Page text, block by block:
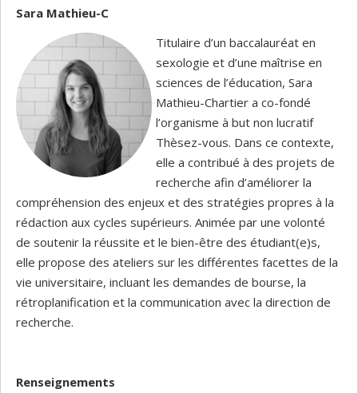
Sara Mathieu-C
Titulaire d’un baccalauréat en
sexologie et d’une maîtrise en
sciences de l’éducation, Sara
Mathieu-Chartier a co-fondé
l’organisme à but non lucratif
Thèsez-vous. Dans ce contexte,
elle a contribué à des projets de
recherche afin d’améliorer la
compréhension des enjeux et des stratégies propres à la
rédaction aux cycles supérieurs. Animée par une volonté
de soutenir la réussite et le bien-être des étudiant(e)s,
elle propose des ateliers sur les différentes facettes de la
vie universitaire, incluant les demandes de bourse, la
rétroplanification et la communication avec la direction de
recherche.
Renseignements